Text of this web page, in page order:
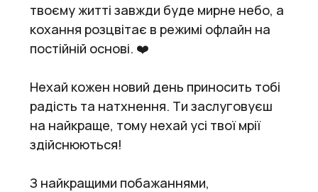
твоєму житті завжди буде мирне небо, а
кохання розцвітає в режимі офлайн на
постійній основі. ❤️
Нехай кожен новий день приносить тобі
радість та натхнення. Ти заслуговуєш
на найкраще, тому нехай усі твої мрії
здійснюються!
З найкращими побажаннями,